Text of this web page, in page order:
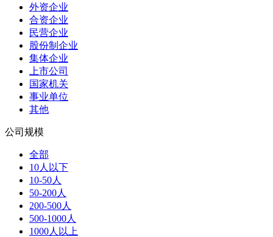
外资企业
合资企业
民营企业
股份制企业
集体企业
上市公司
国家机关
事业单位
其他
公司规模
全部
10人以下
10-50人
50-200人
200-500人
500-1000人
1000人以上